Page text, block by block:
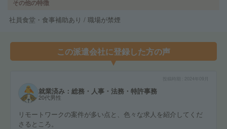
その他の特徴
社員食堂・食事補助あり / 職場が禁煙
この派遣会社に登録した方の声
2024年09月
就業済み：総務・人事・法務・特許事務
20代男性
リモートワークの案件が多い点と、色々な求人を紹介してくだ
さるところ。